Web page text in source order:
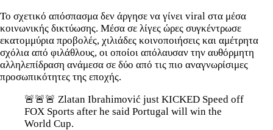
Το σχετικό απόσπασμα δεν άργησε να γίνει viral στα μέσα
κοινωνικής δικτύωσης. Μέσα σε λίγες ώρες συγκέντρωσε
εκατομμύρια προβολές, χιλιάδες κοινοποιήσεις και αμέτρητα
σχόλια από φιλάθλους, οι οποίοι απόλαυσαν την αυθόρμητη
αλληλεπίδραση ανάμεσα σε δύο από τις πιο αναγνωρίσιμες
προσωπικότητες της εποχής.
🚨🚨🚨 Zlatan Ibrahimović just KICKED Speed off
FOX Sports after he said Portugal will win the
World Cup.